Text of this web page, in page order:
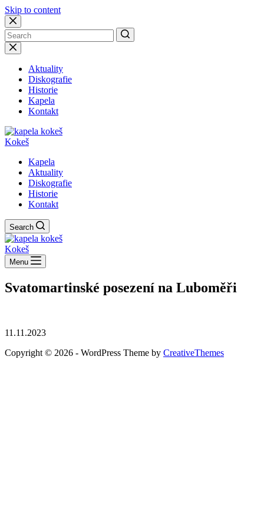
Skip to content
No
results
Aktuality
Diskografie
Historie
Kapela
Kontakt
Kokeš
Kapela
Aktuality
Diskografie
Historie
Kontakt
Search
Kokeš
Menu
Svatomartinské posezení na Luboměři
11.11.2023
Copyright © 2026 - WordPress Theme by CreativeThemes